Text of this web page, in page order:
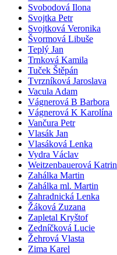
Svobodová Ilona
Svojtka Petr
Svojtková Veronika
Švormová Libuše
Teplý Jan
Trnková Kamila
Tuček Štěpán
Tvrzníková Jaroslava
Vacula Adam
Vágnerová B Barbora
Vágnerová K Karolína
Vančura Petr
Vlasák Jan
Vlasáková Lenka
Vydra Václav
Weitzenbauerová Katrin
Zahálka Martin
Zahálka ml. Martin
Zahradnická Lenka
Žáková Zuzana
Zapletal Kryštof
Zedníčková Lucie
Žehrová Vlasta
Zima Karel